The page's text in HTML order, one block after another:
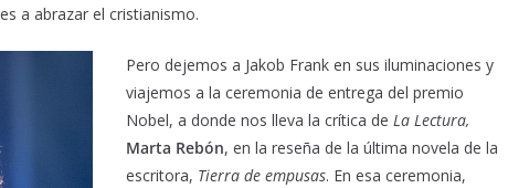
a abrazar el cristianismo.
Pero dejemos a Jakob Frank en sus iluminaciones y
viajemos a la ceremonia de entrega del premio
Nobel, a donde nos lleva la crítica de La Lectura,
Marta Rebón, en la reseña de la última novela de la
escritora, Tierra de empusas. En esa ceremonia,